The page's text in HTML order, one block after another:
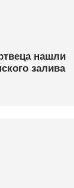
нашли
залива